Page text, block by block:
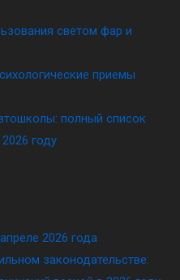
светом фар и
приемы
полный список
году
2026 года
законодательстве: